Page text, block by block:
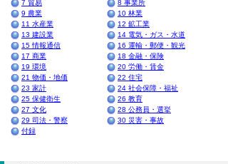
7 貿易
8 事業所
9 農業
10 林業
11 水産業
12 鉱工業
13 建設業
14 電気・ガス・水道
15 情報通信
16 運輸・郵便・観光
17 商業
18 金融・保険
19 環境
20 労働・賃金
21 物価・地価
22 住宅
23 家計
24 社会保障・福祉
25 保健衛生
26 教育
27 文化
28 公務員・選挙
29 司法・警察
30 災害・事故
付録